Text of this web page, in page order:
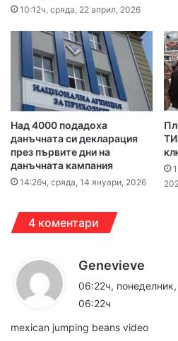
10:12ч, сряда, 22 април, 2026
Над 4000 подадоха
данъчната си декларация
през първите дни на
данъчната кампания
14:26ч, сряда, 14 януари, 2026
4 коментари
Genevieve
:
06:22ч,
06:22ч
mexican jumping beans video